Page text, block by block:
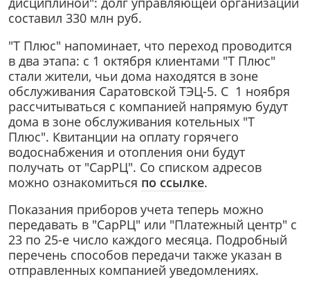
составил 330 млн руб.
"Т Плюс" напоминает, что переход проводится
в два этапа: с 1 октября клиентами "Т Плюс"
стали жители, чьи дома находятся в зоне
обслуживания Саратовской ТЭЦ-5. С 1 ноября
рассчитываться с компанией напрямую будут
дома в зоне обслуживания котельных "Т
Плюс". Квитанции на оплату горячего
водоснабжения и отопления они будут
получать от "СарРЦ". Со списком адресов
можно ознакомиться по ссылке.
Показания приборов учета теперь можно
передавать в "СарРЦ" или "Платежный центр" с
23 по 25-е число каждого месяца. Подробный
перечень способов передачи также указан в
отправленных компанией уведомлениях.